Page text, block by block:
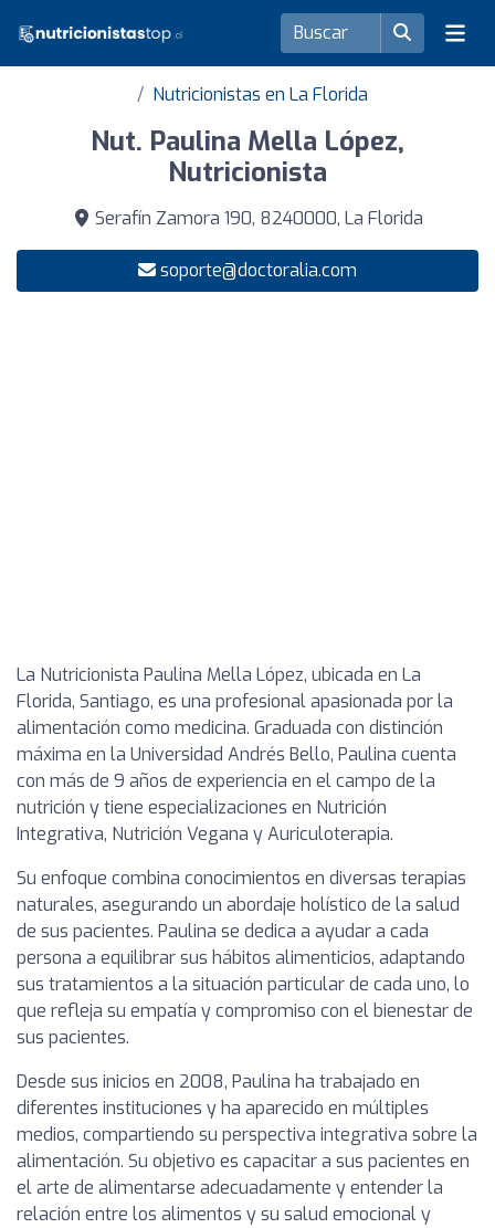
Nutricionistas en La Florida
Nut. Paulina Mella López,
Nutricionista
Serafín Zamora 190, 8240000, La Florida
soporte@doctoralia.com
La Nutricionista Paulina Mella López, ubicada en La
Florida, Santiago, es una profesional apasionada por la
alimentación como medicina. Graduada con distinción
máxima en la Universidad Andrés Bello, Paulina cuenta
con más de 9 años de experiencia en el campo de la
nutrición y tiene especializaciones en Nutrición
Integrativa, Nutrición Vegana y Auriculoterapia.
Su enfoque combina conocimientos en diversas terapias
naturales, asegurando un abordaje holístico de la salud
de sus pacientes. Paulina se dedica a ayudar a cada
persona a equilibrar sus hábitos alimenticios, adaptando
sus tratamientos a la situación particular de cada uno, lo
que refleja su empatía y compromiso con el bienestar de
sus pacientes.
Desde sus inicios en 2008, Paulina ha trabajado en
diferentes instituciones y ha aparecido en múltiples
medios, compartiendo su perspectiva integrativa sobre la
alimentación. Su objetivo es capacitar a sus pacientes en
el arte de alimentarse adecuadamente y entender la
relación entre los alimentos y su salud emocional y